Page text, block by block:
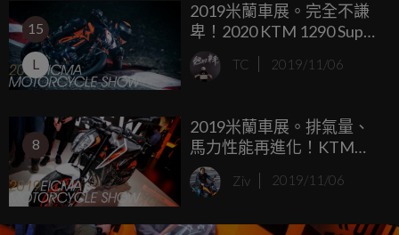
進入市場。
15
L
2019米蘭車展。完全不謙
卑！2020 KTM 1290 Super
Duke R
TC 2019/11/06
8
2019米蘭車展。排氣量、
馬力性能再進化！KTM
890 Duke R 正式發表
Ziv 2019/11/06